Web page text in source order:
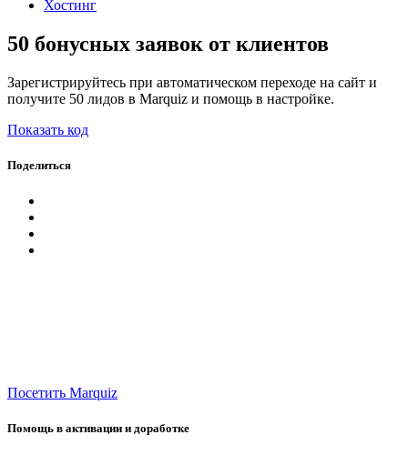
Хостинг
50 бонусных заявок от клиентов
Зарегистрируйтесь при автоматическом переходе на сайт и
получите 50 лидов в Marquiz и помощь в настройке.
Показать код
Поделиться
Посетить Marquiz
Помощь в активации и доработке